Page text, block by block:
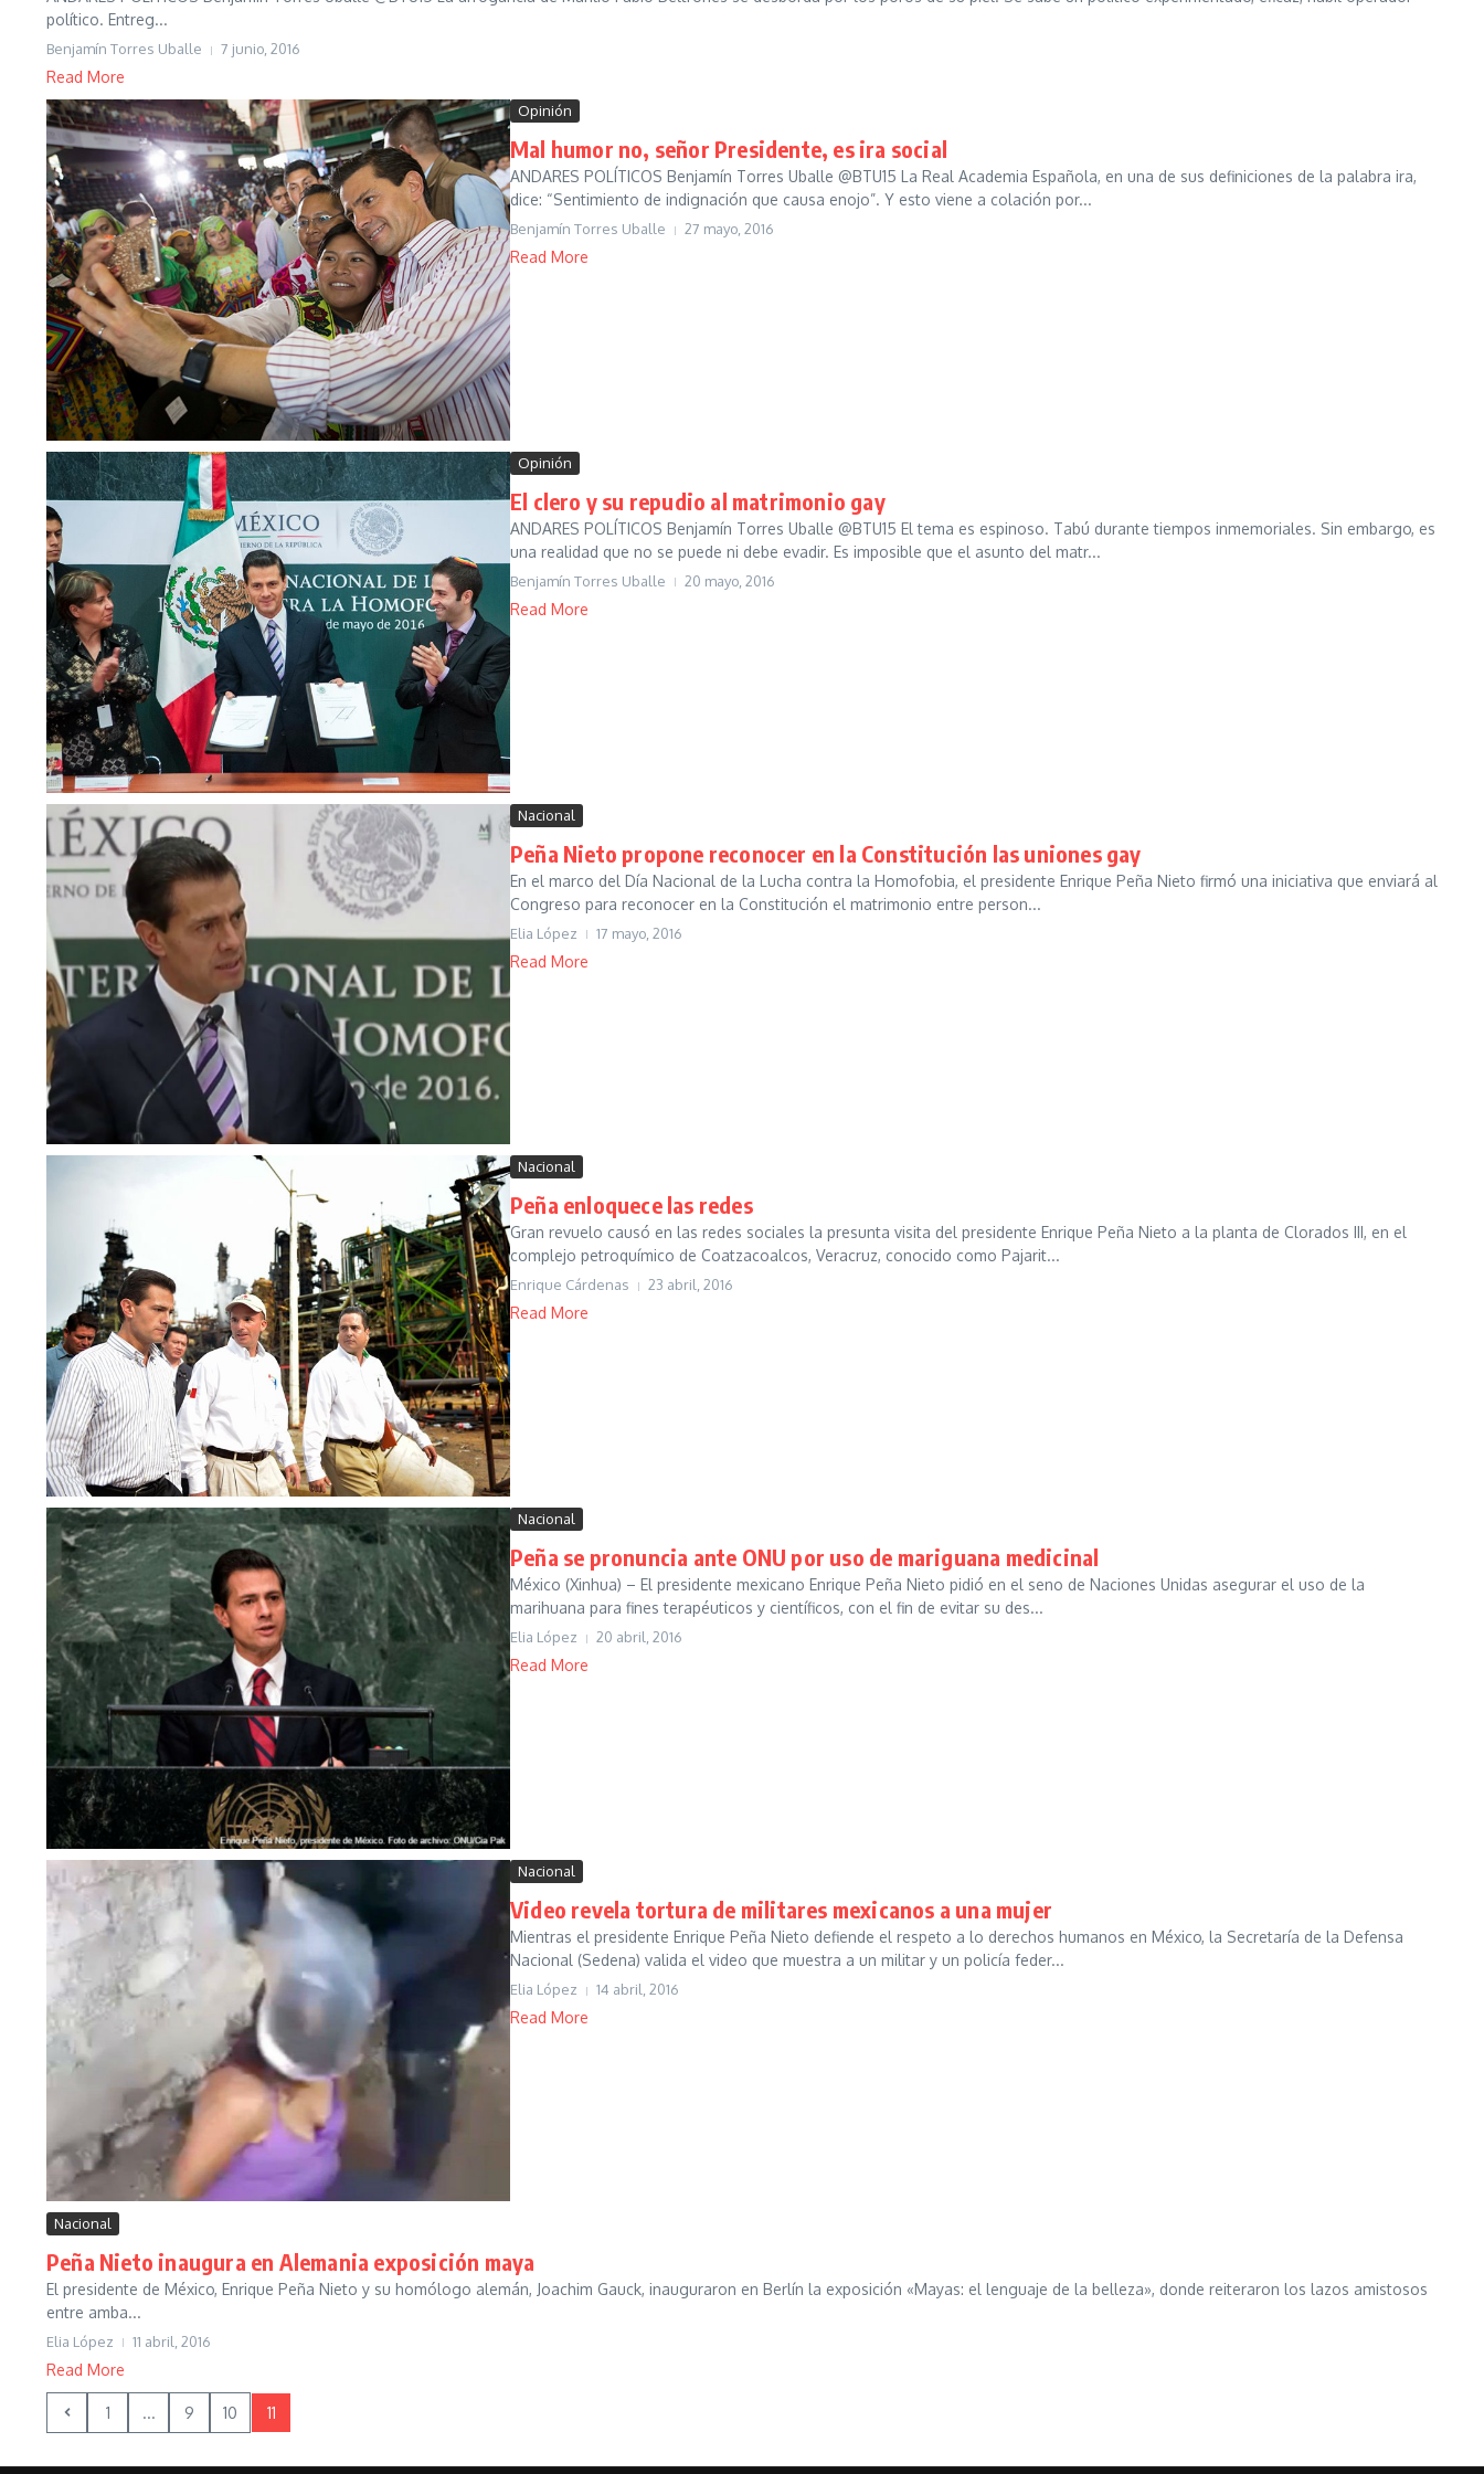
político. Entreg...
Benjamín Torres Uballe 7 junio, 2016
Read More
Opinión
Mal humor no, señor Presidente, es ira social
ANDARES POLÍTICOS Benjamín Torres Uballe @BTU15 La Real Academia Española, en una de sus definiciones de la palabra ira,
dice: “Sentimiento de indignación que causa enojo”. Y esto viene a colación por...
Benjamín Torres Uballe 27 mayo, 2016
Read More
Opinión
El clero y su repudio al matrimonio gay
ANDARES POLÍTICOS Benjamín Torres Uballe @BTU15 El tema es espinoso. Tabú durante tiempos inmemoriales. Sin embargo, es
una realidad que no se puede ni debe evadir. Es imposible que el asunto del matr...
Benjamín Torres Uballe 20 mayo, 2016
Read More
Nacional
Peña Nieto propone reconocer en la Constitución las uniones gay
En el marco del Día Nacional de la Lucha contra la Homofobia, el presidente Enrique Peña Nieto firmó una iniciativa que enviará al
Congreso para reconocer en la Constitución el matrimonio entre person...
Elia López 17 mayo, 2016
Read More
Nacional
Peña enloquece las redes
Gran revuelo causó en las redes sociales la presunta visita del presidente Enrique Peña Nieto a la planta de Clorados III, en el
complejo petroquímico de Coatzacoalcos, Veracruz, conocido como Pajarit...
Enrique Cárdenas 23 abril, 2016
Read More
Nacional
Peña se pronuncia ante ONU por uso de mariguana medicinal
México (Xinhua) – El presidente mexicano Enrique Peña Nieto pidió en el seno de Naciones Unidas asegurar el uso de la
marihuana para fines terapéuticos y científicos, con el fin de evitar su des...
Elia López 20 abril, 2016
Read More
Nacional
Video revela tortura de militares mexicanos a una mujer
Mientras el presidente Enrique Peña Nieto defiende el respeto a lo derechos humanos en México, la Secretaría de la Defensa
Nacional (Sedena) valida el video que muestra a un militar y un policía feder...
Elia López 14 abril, 2016
Read More
Nacional
Peña Nieto inaugura en Alemania exposición maya
El presidente de México, Enrique Peña Nieto y su homólogo alemán, Joachim Gauck, inauguraron en Berlín la exposición «Mayas: el lenguaje de la belleza», donde reiteraron los lazos amistosos
entre amba...
Elia López 11 abril, 2016
Read More
1 ... 9 10 11